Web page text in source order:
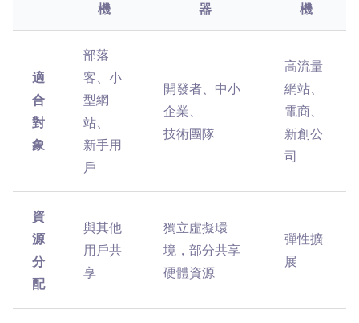
機
器
機
適
合
對
象
部落
客、小
型網
站、
新手用
戶
開發者、中小
企業、
技術團隊
高流量
網站、
電商、
新創公
司
資
源
分
配
與其他
用戶共
享
獨立虛擬環
境，部分共享
硬體資源
彈性擴
展